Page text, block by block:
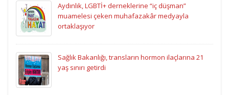
Aydınlık, LGBTİ+ derneklerine “iç düşman”
muamelesi çeken muhafazakâr medyayla
ortaklaşıyor
Sağlık Bakanlığı, transların hormon ilaçlarına 21
yaş sınırı getirdi